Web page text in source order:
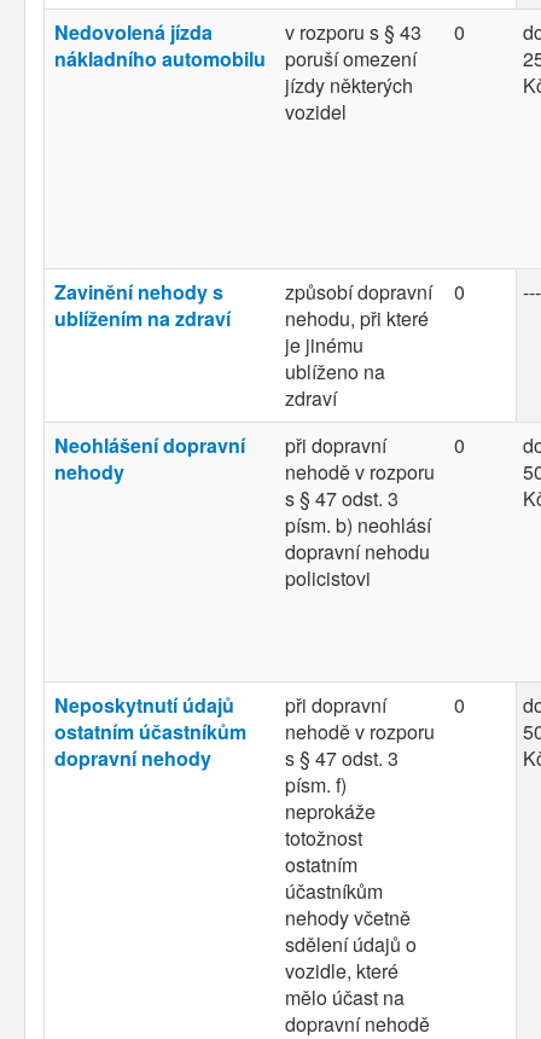
Nedovolená jízda
nákladního automobilu
v rozporu s § 43
poruší omezení
jízdy některých
vozidel
0
Zavinění nehody s
ublížením na zdraví
způsobí dopravní
nehodu, při které
je jinému
ublíženo na
zdraví
0 ---
Neohlášení dopravní
nehody
při dopravní
nehodě v rozporu
s § 47 odst. 3
písm. b) neohlásí
dopravní nehodu
policistovi
0
Neposkytnutí údajů
ostatním účastníkům
dopravní nehody
při dopravní
nehodě v rozporu
s § 47 odst. 3
písm. f)
neprokáže
totožnost
ostatním
účastníkům
nehody včetně
sdělení údajů o
vozidle, které
mělo účast na
dopravní nehodě
0